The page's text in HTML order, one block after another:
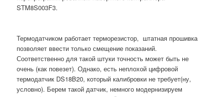
STM8S003F3.
Термодатчиком работает терморезистор, штатная прошивка
позволяет ввести только смещение показаний.
Соответственно для такой штуки точность может быть не
очень (как повезет). Однако, есть неплохой цифровой
термодатчик DS18B20, который калибровки не требует(ну,
условно). Берем такой датчик, немного модернизируем